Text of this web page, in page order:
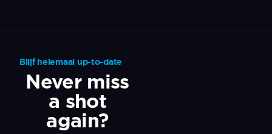
Blijf helemaal up-to-date
Never miss
a shot
again?